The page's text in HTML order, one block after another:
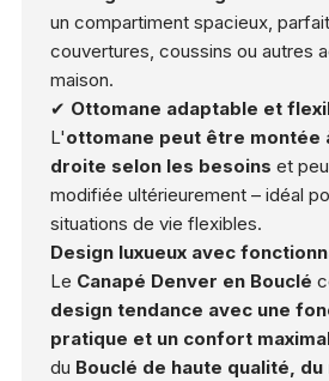
un compartiment spacieux,
couvertures, coussins ou autres
maison.
✔ Ottomane adaptable et
L'ottomane peut être montée
droite selon les besoins et
modifiée ultérieurement – idéal
situations de vie flexibles.
Design luxueux avec
Le Canapé Denver en Bouclé
design tendance avec une
pratique et un confort
du Bouclé de haute qualité,